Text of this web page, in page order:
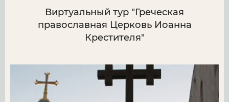
Виртуальный тур "Греческая
православная Церковь Иоанна
Крестителя"